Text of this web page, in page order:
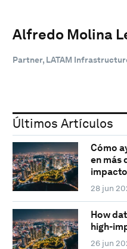
Alfredo Molina
Partner, LATAM
Últimos Artículos
Cómo
en más
28 jun
How
high-
26 jun